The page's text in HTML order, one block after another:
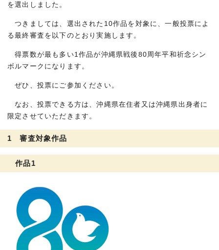
を選出しました。
つきましては、選出された10作品を対象に、一般投票によ
る最終審査を以下のとおり実施します。
得票数が最も多い1作品が沖縄県戦後80周年平和祈念シン
ボルマークになります。
ぜひ、投票にご参加ください。
なお、投票できる方は、沖縄県在住者又は沖縄県出身者に
限定させていただきます。
1 審査対象作品
作品1